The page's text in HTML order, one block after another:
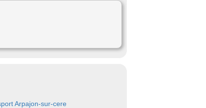
Arpajon-sur-cere